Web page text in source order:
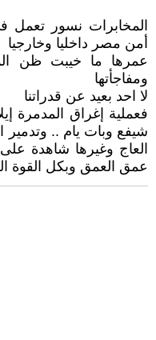
المخابرات نسور تعمل
أمن مصر داخليا وخارجيا
عمرها ما خيبت ظن
ومفاجأتها
لا احد بعيد عن قدراتنا
فعملية إغراق المدمرة
شيفع وبات يام .. وتدمير
العاج وغيرها شاهدة
عمق العمق وبكل القوة